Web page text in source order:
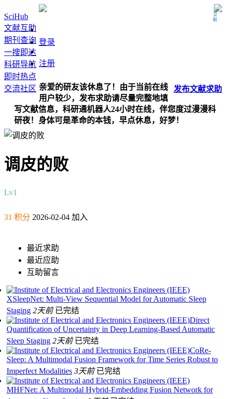
立秋
SciHub
文献互助
期刊查询
一搜即达
科研导航
即时热点
交流社区
登录
注册
发布文献求助
亲爱的研友该休息了！由于当前在线
用户较少，发布求助请尽量完整地填
写文献信息，科研通机器人24小时在线，伴您度过漫漫科
研夜！身体可是革命的本钱，早点休息，好梦！
调皮的败
Lv1
31 积分 2026-02-04 加入
最近求助
最近应助
互助留言
XSleepNet: Multi-View Sequential Model for Automatic Sleep
Staging 2天前 已完结
Direct
Quantification of Uncertainty in Deep Learning-Based Automatic
Sleep Staging 2天前 已完结
CoRe-
Sleep: A Multimodal Fusion Framework for Time Series Robust to
Imperfect Modalities 3天前 已完结
MHFNet: A Multimodal Hybrid-Embedding Fusion Network for